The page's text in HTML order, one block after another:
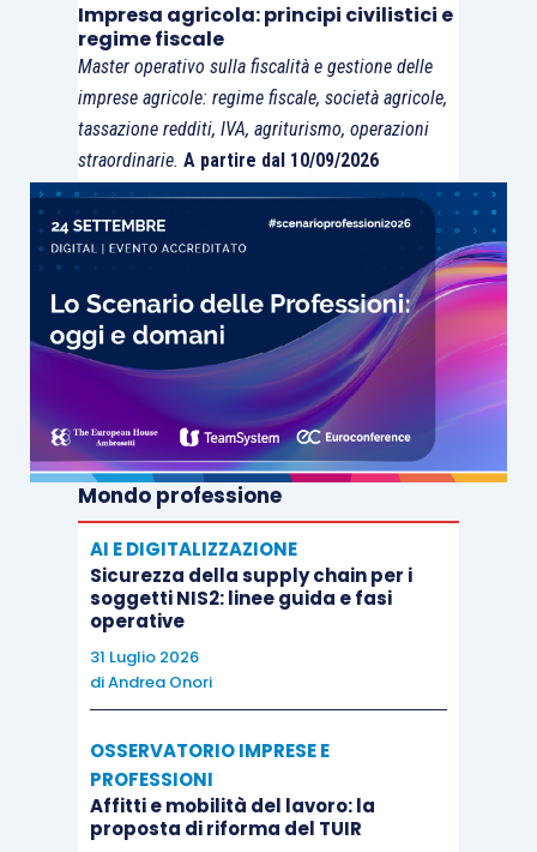
Impresa agricola: principi civilistici e
regime fiscale
Master operativo sulla fiscalità e gestione delle
imprese agricole: regime fiscale, società agricole,
tassazione redditi, IVA, agriturismo, operazioni
straordinarie. A partire dal 10/09/2026
Mondo professione
AI E DIGITALIZZAZIONE
Sicurezza della supply chain per i
soggetti NIS2: linee guida e fasi
operative
31 Luglio 2026
diAndrea Onori
OSSERVATORIO IMPRESE E
PROFESSIONI
Affitti e mobilità del lavoro: la
proposta di riforma del TUIR